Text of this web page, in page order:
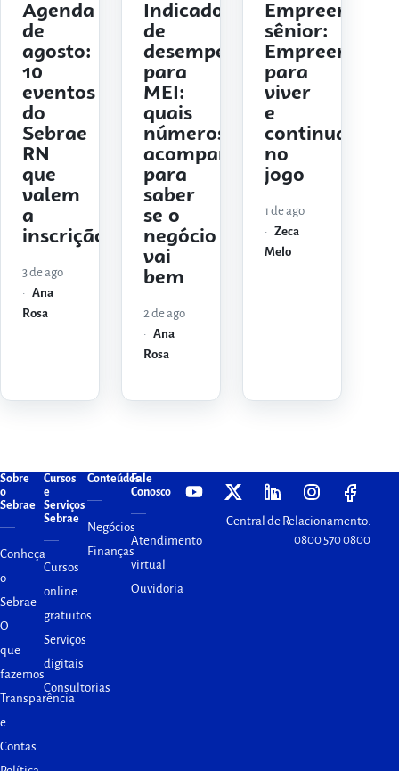
Agenda
de
agosto:
10
eventos
do
Sebrae
RN
que
valem
a
inscrição
3 de ago
Ana
Rosa
Indicadores
de
desempenho
para
MEI:
quais
números
acompanhar
para
saber
se o
negócio
vai
bem
2 de ago
Ana
Rosa
sênior:
Empreender
para
viver
e
continuar
no
jogo
1 de ago
Zeca
Melo
Sobre
o
Sebrae
Conheça
o
Sebrae
O
que
fazemos
Transparência
e
Contas
Cursos
e
Serviços
Sebrae
Cursos
online
gratuitos
Serviços
digitais
Consultorias
Conteúdos
Negócios
Finanças
Fale
Conosco
Atendimento
virtual
Ouvidoria
Central de Relacionamento:
0800 570 0800